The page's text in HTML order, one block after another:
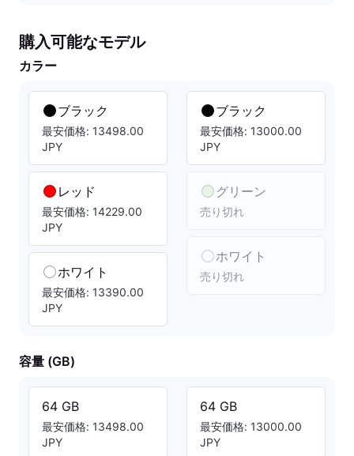
購入可能なモデル
カラー
ブラック
最安価格: 13498.00
JPY
レッド
最安価格: 14229.00
JPY
ホワイト
最安価格: 13390.00
JPY
ブラック
最安価格: 13000.00
JPY
グリーン
売り切れ
ホワイト
売り切れ
容量 (GB)
64 GB
最安価格: 13498.00
JPY
64 GB
最安価格: 13000.00
JPY